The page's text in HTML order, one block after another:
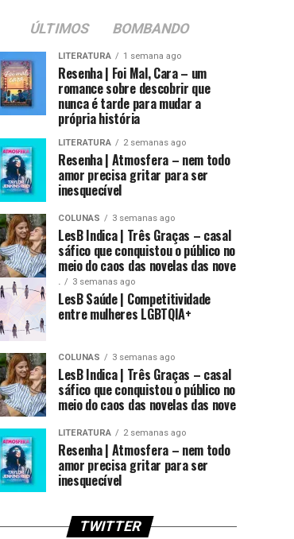
ÚLTIMOS BOMBANDO
LITERATURA 1 semana ago
Resenha | Foi Mal, Cara – um
romance sobre descobrir que
nunca é tarde para mudar a
própria história
LITERATURA 2 semanas ago
Resenha | Atmosfera – nem todo
amor precisa gritar para ser
inesquecível
COLUNAS 3 semanas ago
LesB Indica | Três Graças – casal
sáfico que conquistou o público no
meio do caos das novelas das nove
. 3 semanas ago
LesB Saúde | Competitividade
entre mulheres LGBTQIA+
COLUNAS 3 semanas ago
LesB Indica | Três Graças – casal
sáfico que conquistou o público no
meio do caos das novelas das nove
LITERATURA 2 semanas ago
Resenha | Atmosfera – nem todo
amor precisa gritar para ser
inesquecível
TWITTER